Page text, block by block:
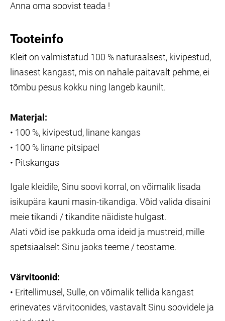
Anna oma soovist teada !
Tooteinfo
Kleit on valmistatud 100 % naturaalsest, kivipestud,
linasest kangast, mis on nahale paitavalt pehme, ei
tõmbu pesus kokku ning langeb kaunilt.
Materjal:
• 100 %, kivipestud, linane kangas
• 100 % linane pitsipael
• Pitskangas
Igale kleidile, Sinu soovi korral, on võimalik lisada
isikupära kauni masin-tikandiga. Võid valida disaini
meie tikandi / tikandite näidiste hulgast.
Alati võid ise pakkuda oma ideid ja mustreid, mille
spetsiaalselt Sinu jaoks teeme / teostame.
Värvitoonid:
• Eritellimusel, Sulle, on võimalik tellida kangast
erinevates värvitoonides, vastavalt Sinu soovidele ja